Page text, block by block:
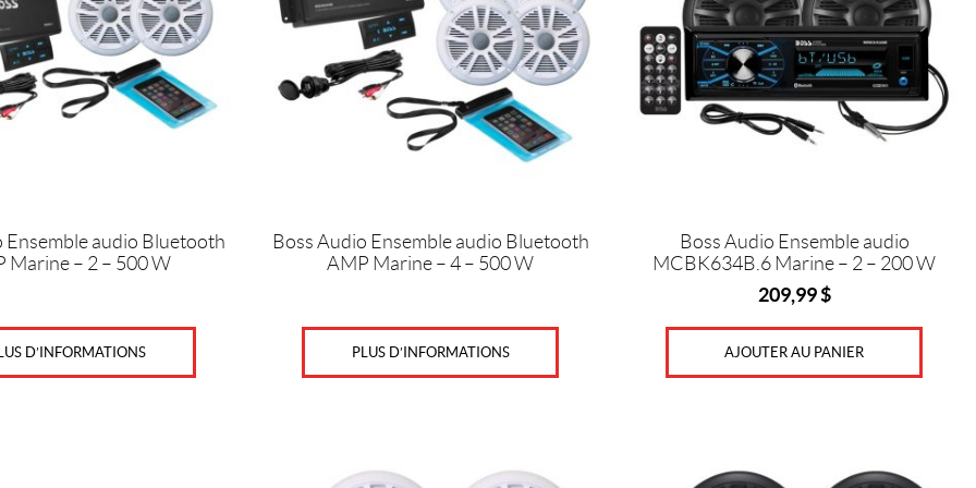
Ensemble audio Bluetooth
Marine – 2 – 500 W
D’INFORMATIONS
Boss Audio Ensemble audio Bluetooth
AMP Marine – 4 – 500 W
PLUS D’INFORMATIONS
Boss Audio Ensemble audio
MCBK634B.6 Marine – 2 – 200 W
209,99$
AJOUTER AU PANIER